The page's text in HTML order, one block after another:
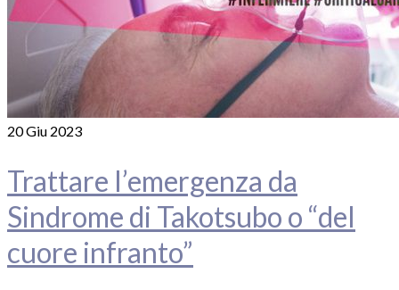
20Giu 2023
Trattare l’emergenza da
Sindrome di Takotsubo o “del
cuore infranto”